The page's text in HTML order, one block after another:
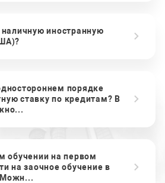
наличную иностранную
порядке
ставку по кредитам? В
обучении на первом
на заочное обучение в